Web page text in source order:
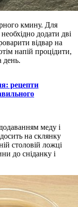
кмину. Для
додати дві
відвар на
напій процідити,
день.
рецепти
меду і
на склянку
столовій ложці
до сніданку і